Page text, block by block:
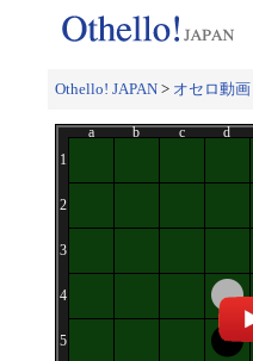
Othello! JAPAN > オセロ動画
a
1
b
2
c
3
d
4
5